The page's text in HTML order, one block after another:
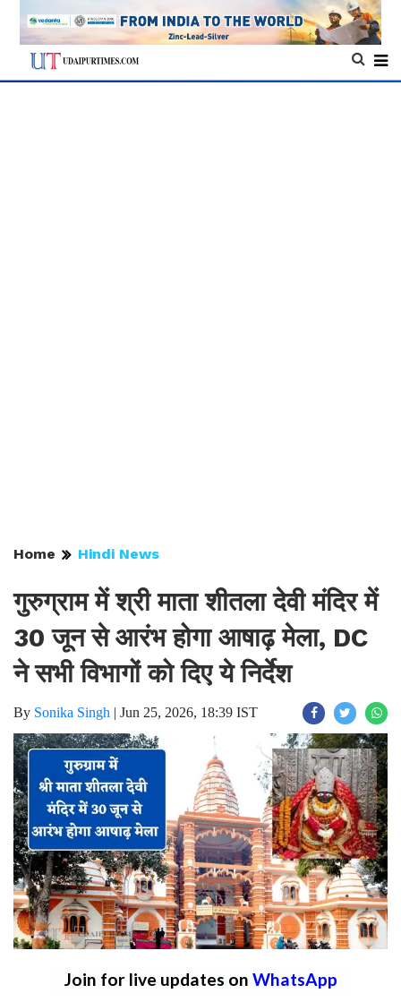
Home Hindi News
गुरुग्राम में श्री माता शीतला देवी मंदिर में
30 जून से आरंभ होगा आषाढ़ मेला, DC
ने सभी विभागों को दिए ये निर्देश
By Sonika Singh | Jun 25, 2026, 18:39 IST
Join for live updates on WhatsApp